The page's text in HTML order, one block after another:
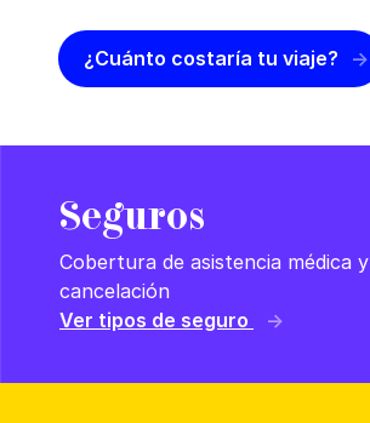
¿Cuánto costaría tu viaje?
Seguros
Cobertura de asistencia médica y
cancelación
Ver tipos de seguro